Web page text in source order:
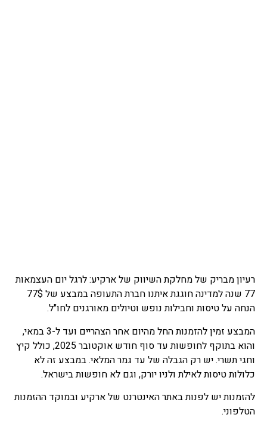
רעיון מבריק של מחלקת השיווק של ארקיע: לרגל יום העצמאות
77 שנה למדינה חוגגת איתנו חברת התעופה במבצע של 77$
הנחה על טיסות וחבילות נופש וטיולים מאורגנים לחו"ל.
המבצע זמין להזמנות החל מהיום אחר הצהריים ועד ל-3 במאי,
והוא בתוקף לחופשות עד סוף חודש אוקטובר 2025, כולל קיץ
וחגי תשרי. יש רק הגבלה של עד גמר המלאי. במבצע זה לא
כלולות טיסות לאילת ולניו יורק, וגם לא חופשות בישראל.
להזמנות יש לפנות באתר האינטרנט של ארקיע ובמוקד ההזמנות
הטלפוני.